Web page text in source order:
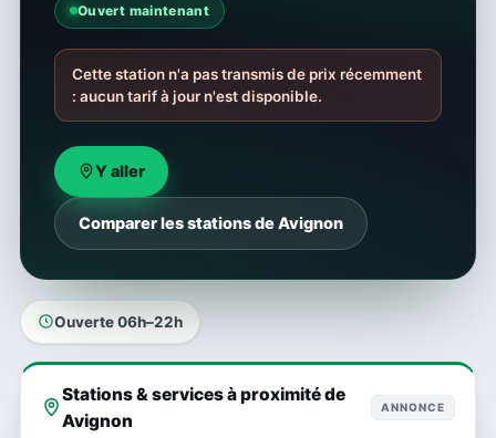
Ouvert maintenant
Cette station n'a pas transmis de prix récemment
: aucun tarif à jour n'est disponible.
Y aller
Comparer les stations de Avignon
Ouverte 06h–22h
Stations & services à proximité de
Avignon
ANNONCE